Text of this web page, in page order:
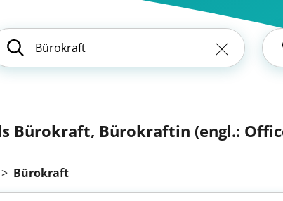
Bürokraft, Bürokraftin (engl.:
> Bürokraft